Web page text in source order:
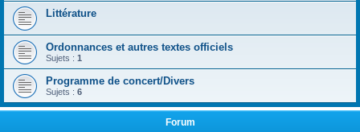
Littérature
Ordonnances et autres textes officiels
Sujets : 1
Programme de concert/Divers
Sujets : 6
Forum